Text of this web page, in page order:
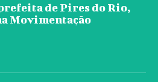
de Pires do Rio,
Movimentação